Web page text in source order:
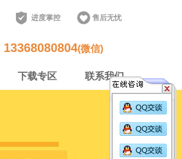
进度掌控 售后无忧
13368080804(微信)
下载专区 联系我们